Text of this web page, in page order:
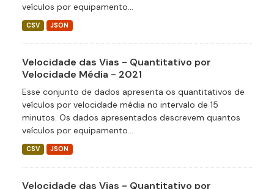
veículos por equipamento...
CSV JSON
Velocidade das Vias - Quantitativo por
Velocidade Média - 2021
Esse conjunto de dados apresenta os quantitativos de
veículos por velocidade média no intervalo de 15
minutos. Os dados apresentados descrevem quantos
veículos por equipamento...
CSV JSON
Velocidade das Vias - Quantitativo por